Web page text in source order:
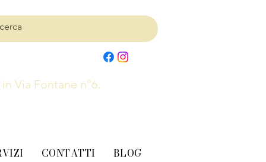
in Via Fontane n°6.
CONTATTI BLOG